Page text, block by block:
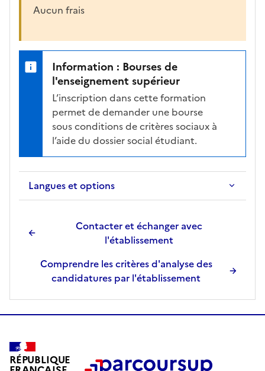
Aucun frais
Information : Bourses de
l'enseignement supérieur
L’inscription dans cette formation
permet de demander une bourse
sous conditions de critères sociaux à
l’aide du dossier social étudiant.
Langues et options
Contacter et échanger avec
l'établissement
Comprendre les critères d'analyse des
candidatures par l'établissement
RÉPUBLIQUE